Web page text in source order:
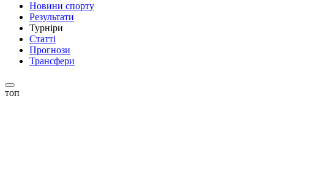
Новини спорту
Результати
Турніри
Статті
Прогнози
Трансфери
топ